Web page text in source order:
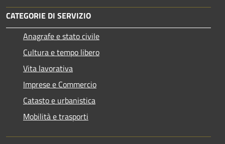
CATEGORIE DI SERVIZIO
Anagrafe e stato civile
Cultura e tempo libero
Vita lavorativa
Imprese e Commercio
Catasto e urbanistica
Mobilità e trasporti